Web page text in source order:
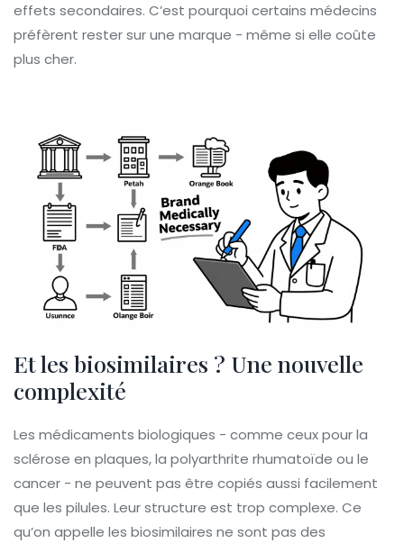
effets secondaires. C’est pourquoi certains médecins
préfèrent rester sur une marque - même si elle coûte
plus cher.
Et les biosimilaires ? Une nouvelle
complexité
Les médicaments biologiques - comme ceux pour la
sclérose en plaques, la polyarthrite rhumatoïde ou le
cancer - ne peuvent pas être copiés aussi facilement
que les pilules. Leur structure est trop complexe. Ce
qu’on appelle les biosimilaires ne sont pas des